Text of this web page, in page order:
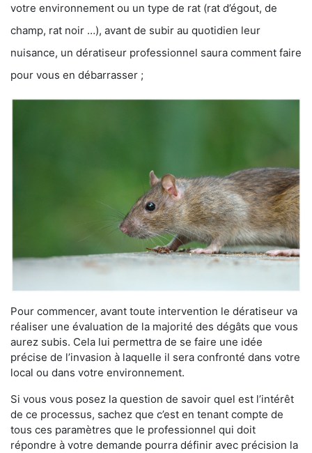
votre environnement ou un type de rat (rat d’égout, de
champ, rat noir …), avant de subir au quotidien leur
nuisance, un dératiseur professionnel saura comment faire
pour vous en débarrasser ;
Pour commencer, avant toute intervention le dératiseur va
réaliser une évaluation de la majorité des dégâts que vous
aurez subis. Cela lui permettra de se faire une idée
précise de l’invasion à laquelle il sera confronté dans votre
local ou dans votre environnement.
Si vous vous posez la question de savoir quel est l’intérêt
de ce processus, sachez que c’est en tenant compte de
tous ces paramètres que le professionnel qui doit
répondre à votre demande pourra définir avec précision la